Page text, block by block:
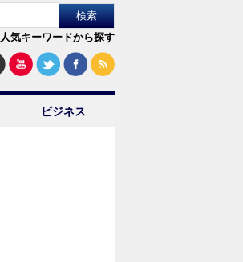
人気キーワードから探す
ビジネス